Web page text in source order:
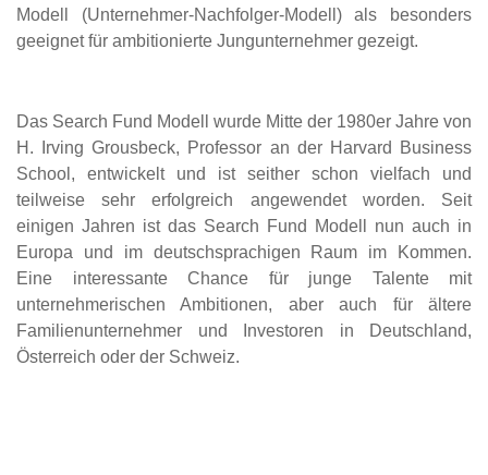
Modell (Unternehmer-Nachfolger-Modell) als besonders
geeignet für ambitionierte Jungunternehmer gezeigt.
Das Search Fund Modell wurde Mitte der 1980er Jahre von
H. Irving Grousbeck, Professor an der Harvard Business
School, entwickelt und ist seither schon vielfach und
teilweise sehr erfolgreich angewendet worden. Seit
einigen Jahren ist das Search Fund Modell nun auch in
Europa und im deutschsprachigen Raum im Kommen.
Eine interessante Chance für junge Talente mit
unternehmerischen Ambitionen, aber auch für ältere
Familienunternehmer und Investoren in Deutschland,
Österreich oder der Schweiz.